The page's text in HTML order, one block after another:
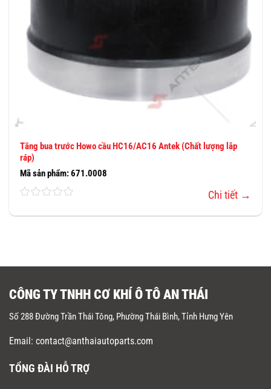
Tăng bua trước Howo cầu HC16/AC16 Antek (Chất lượng lắp
ráp)
Mã sản phẩm: 671.0008
Chi tiết →
CÔNG TY TNHH CƠ KHÍ Ô TÔ AN THÁI
Số 288 Đường Trần Thái Tông, Phường Thái Bình, Tỉnh Hưng Yên
Email: contact@anthaiautoparts.com
TỔNG ĐÀI HỖ TRỢ